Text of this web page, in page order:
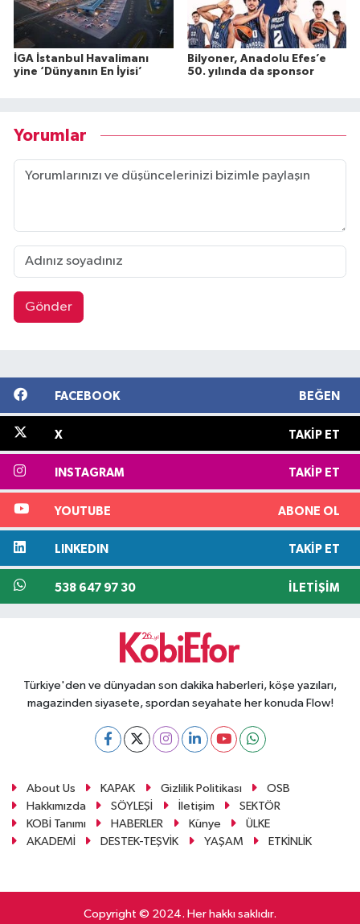
İGA İstanbul Havalimanı
yine ‘Dünyanın En İyisi’
Bilyoner, Anadolu Efes’e
50. yılında da sponsor
Yorumlar
Gönder
FACEBOOK BEĞEN
X TAKIP ET
INSTAGRAM TAKIP ET
YOUTUBE ABONE OL
LINKEDIN TAKIP ET
538 647 97 30 İLETIŞIM
Türkiye'den ve dünyadan son dakika haberleri, köşe yazıları,
magazinden siyasete, spordan seyahate her konuda Flow!
About Us KAPAK Gizlilik Politikası
OSB
Hakkımızda
SÖYLEŞİ İletişim
SEKTÖR
KOBİ Tanımı
HABERLER Künye
ÜLKE
AKADEMİ
DESTEK-TEŞVİK YAŞAM ETKİNLİK
Copyright © 2024. Her hakkı saklıdır.